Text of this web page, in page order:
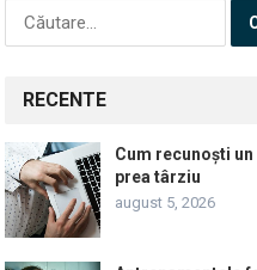
Caută
după:
RECENTE
Cum recunoști
prea târziu
august 5, 2026